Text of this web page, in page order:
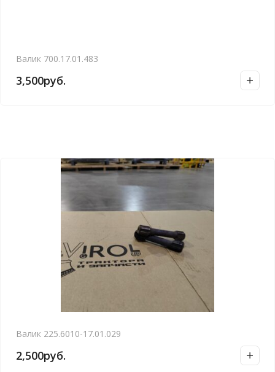
Валик 700.17.01.483
3,500руб.
Валик 225.6010-17.01.029
2,500руб.